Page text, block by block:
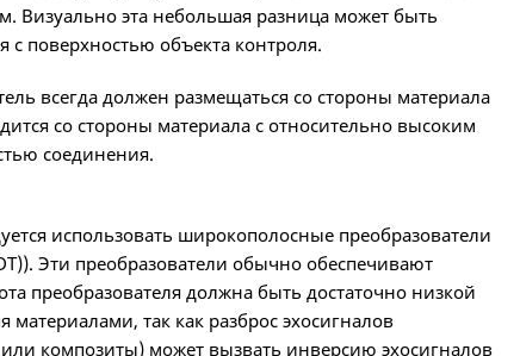
Визуально эта небольшая разница может быть
с поверхностью объекта контроля.
всегда должен размещаться со стороны материала
со стороны материала с относительно высоким
соединения.
использовать широкополосные преобразователи
Эти преобразователи обычно обеспечивают
преобразователя должна быть достаточно низкой
так как разброс эхосигналов
композиты) может вызвать инверсию эхосигналов